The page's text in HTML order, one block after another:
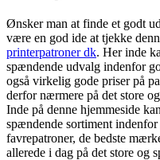
Ønsker man at finde et godt
være en god ide at tjekke
printerpatroner dk. Her inde
spændende udvalg indenfor
også virkelig gode priser på
derfor nærmere på det store
Inde på denne hjemmeside
spændende sortiment
favrepatroner, de bedste
allerede i dag på det store og